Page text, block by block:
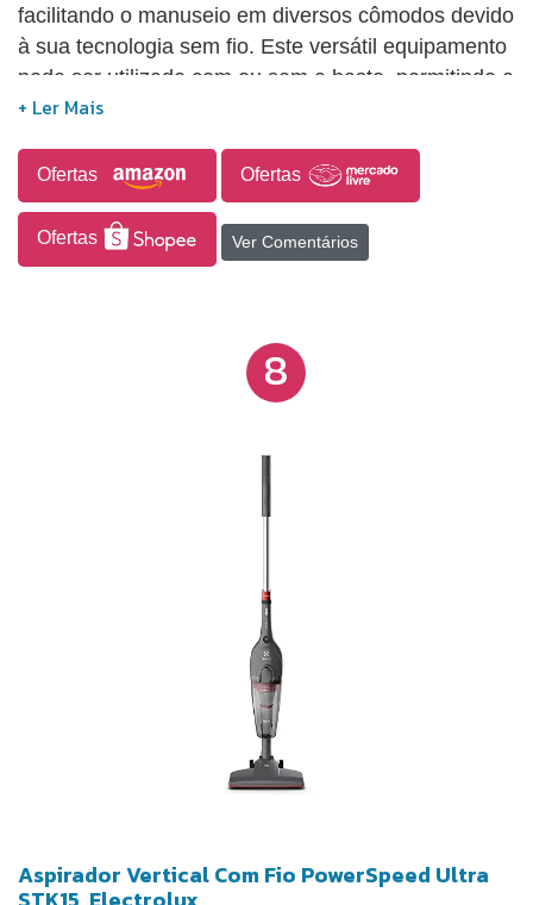
facilitando o manuseio em diversos cômodos devido
à sua tecnologia sem fio. Este versátil equipamento
pode ser utilizado com ou sem a haste, permitindo a
alternância entre as configurações vertical e portátil,
Equipado com uma bateria de lítio de alta eficiência,
oferece até 25 minutos de autonomia, além de
maior potência e durabilidade. Com duas
velocidades, o aspirador é capaz de atender tanto a
de alta qualidade que, por meio de quatro níveis de
purificação, elimina até 99,9% das impurezas,
Ofertas Ofertas
Ofertas Ver Comentários
8
Aspirador Vertical Com Fio PowerSpeed Ultra